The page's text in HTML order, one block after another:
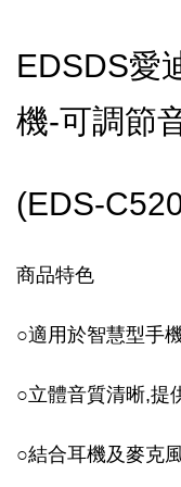
EDSDS愛
機-可調節
(EDS-
商品特色
○適用於智慧型手
○立體音質清晰,提
○結合耳機及麥克